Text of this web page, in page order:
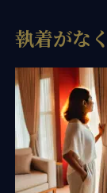
執着がな